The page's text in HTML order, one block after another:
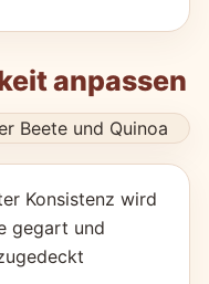
anpassen
Konsistenz wird
gegart und